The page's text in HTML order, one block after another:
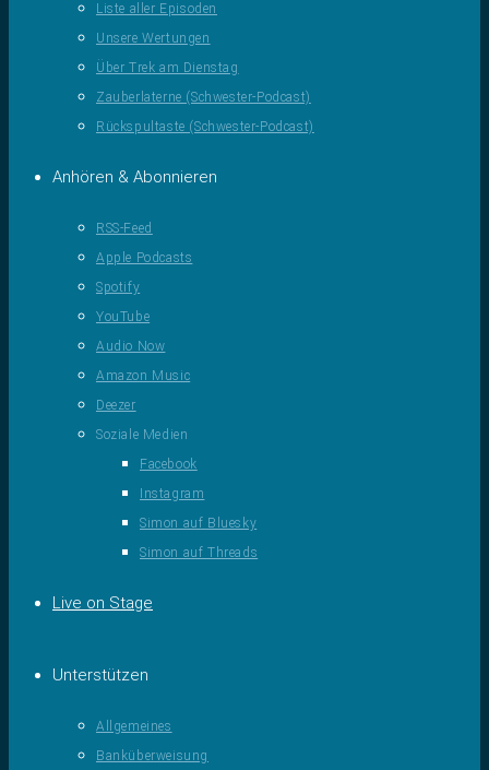
Liste aller Episoden
Unsere Wertungen
Über Trek am Dienstag
Zauberlaterne (Schwester-Podcast)
Rückspultaste (Schwester-Podcast)
Anhören & Abonnieren
RSS-Feed
Apple Podcasts
Spotify
YouTube
Audio Now
Amazon Music
Deezer
Soziale Medien
Facebook
Instagram
Simon auf Bluesky
Simon auf Threads
Live on Stage
Unterstützen
Allgemeines
Banküberweisung